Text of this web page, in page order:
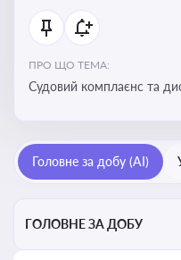
ПРО ЩО ТЕМА:
Судовий комплаєнс та
обґрунтовані рішення під
комплаєнс-перевірок
Головне за добу (AI)
ГОЛОВНЕ ЗА ДОБУ